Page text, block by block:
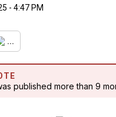
- 4:47 PM
...
published more than 9